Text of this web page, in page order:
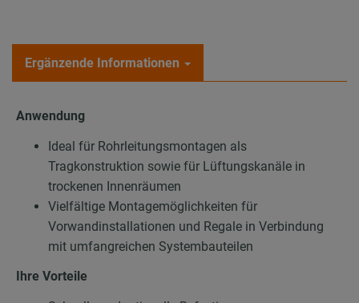
Ergänzende Informationen
Anwendung
Ideal für Rohrleitungsmontagen als
Tragkonstruktion sowie für Lüftungskanäle in
trockenen Innenräumen
Vielfältige Montagemöglichkeiten für
Vorwandinstallationen und Regale in Verbindung
mit umfangreichen Systembauteilen
Ihre Vorteile